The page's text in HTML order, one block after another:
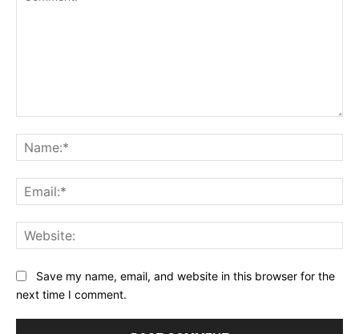
Save my name, email, and website in this browser for the
next time I comment.